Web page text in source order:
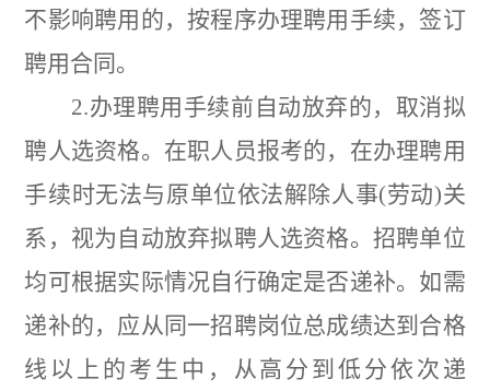
不影响聘用的，按程序办理聘用手续，签订
聘用合同。
2.办理聘用手续前自动放弃的，取消拟
聘人选资格。在职人员报考的，在办理聘用
手续时无法与原单位依法解除人事(劳动)关
系，视为自动放弃拟聘人选资格。招聘单位
均可根据实际情况自行确定是否递补。如需
递补的，应从同一招聘岗位总成绩达到合格
线以上的考生中，从高分到低分依次递